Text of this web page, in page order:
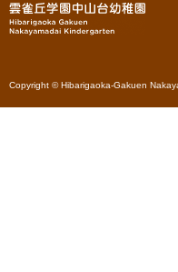
Copyright © Hibarigaoka-Gakuen